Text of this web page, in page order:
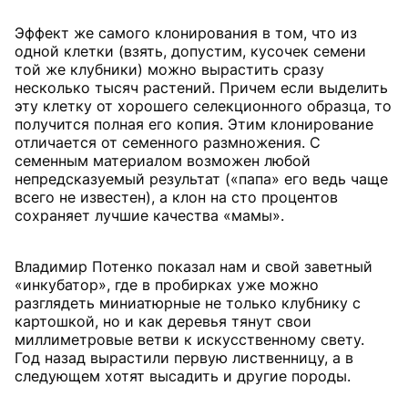
Эффект же самого клонирования в том, что из
одной клетки (взять, допустим, кусочек семени
той же клубники) можно вырастить сразу
несколько тысяч растений. Причем если выделить
эту клетку от хорошего селекционного образца, то
получится полная его копия. Этим клонирование
отличается от семенного размножения. С
семенным материалом возможен любой
непредсказуемый результат («папа» его ведь чаще
всего не известен), а клон на сто процентов
сохраняет лучшие качества «мамы».
Владимир Потенко показал нам и свой заветный
«инкубатор», где в пробирках уже можно
разглядеть миниатюрные не только клубнику с
картошкой, но и как деревья тянут свои
миллиметровые ветви к искусственному свету.
Год назад вырастили первую лиственницу, а в
следующем хотят высадить и другие породы.